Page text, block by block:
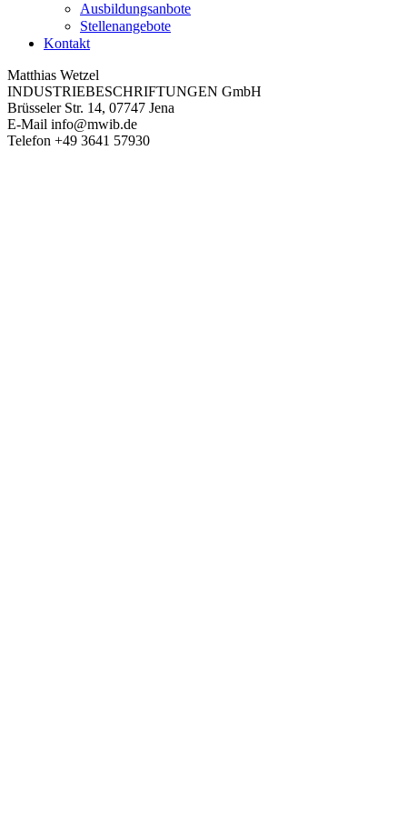
Ausbildungsanbote
Stellenangebote
Kontakt
Matthias Wetzel
INDUSTRIEBESCHRIFTUNGEN GmbH
Brüsseler Str. 14, 07747 Jena
E-Mail info@mwib.de
Telefon +49 3641 57930